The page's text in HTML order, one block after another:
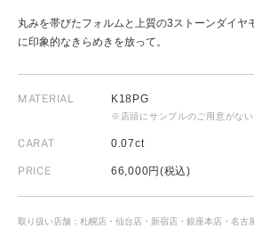
丸みを帯びたフォルムと上質の3ストーンダイヤ
に印象的なきらめきを放って。
MATERIAL K18PG
※店頭にサンプルのご用意がない
CARAT 0.07ct
PRICE 66,000円(税込)
取り扱い店舗：札幌店・仙台店・新宿店・銀座本店・名古